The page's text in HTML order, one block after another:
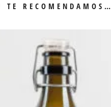
TE RECOMENDAMOS…